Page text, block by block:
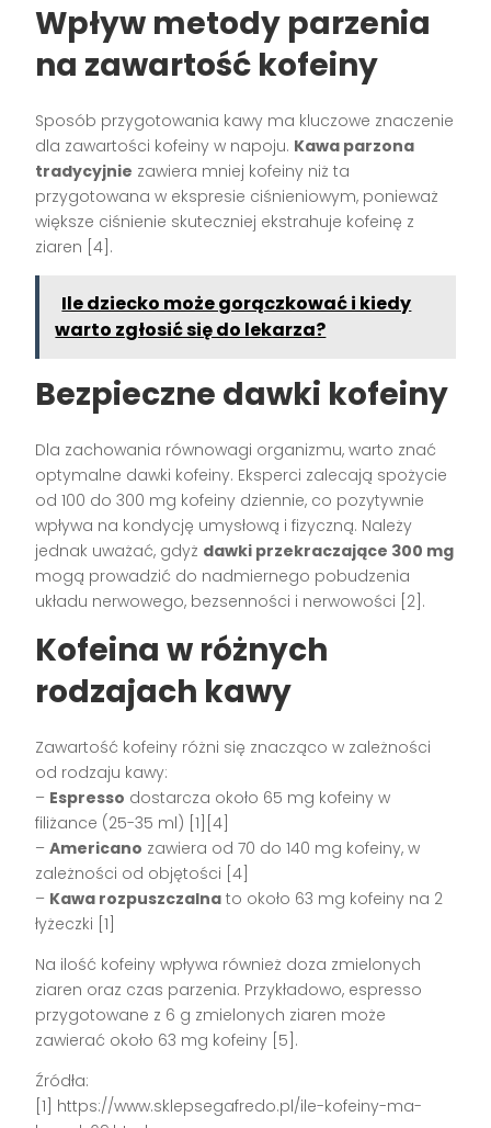
Wpływ metody parzenia
na zawartość kofeiny
Sposób przygotowania kawy ma kluczowe znaczenie
dla zawartości kofeiny w napoju. Kawa parzona
tradycyjnie zawiera mniej kofeiny niż ta
przygotowana w ekspresie ciśnieniowym, ponieważ
większe ciśnienie skuteczniej ekstrahuje kofeinę z
ziaren [4].
Ile dziecko może gorączkować i kiedy
warto zgłosić się do lekarza?
Bezpieczne dawki kofeiny
Dla zachowania równowagi organizmu, warto znać
optymalne dawki kofeiny. Eksperci zalecają spożycie
od 100 do 300 mg kofeiny dziennie, co pozytywnie
wpływa na kondycję umysłową i fizyczną. Należy
jednak uważać, gdyż dawki przekraczające 300 mg
mogą prowadzić do nadmiernego pobudzenia
układu nerwowego, bezsenności i nerwowości [2].
Kofeina w różnych
rodzajach kawy
Zawartość kofeiny różni się znacząco w zależności
od rodzaju kawy:
– Espresso dostarcza około 65 mg kofeiny w
filiżance (25-35 ml) [1][4]
–Americano zawiera od 70 do 140 mg kofeiny, w
zależności od objętości [4]
– Kawa rozpuszczalna to około 63 mg kofeiny na 2
łyżeczki [1]
Na ilość kofeiny wpływa również doza zmielonych
ziaren oraz czas parzenia. Przykładowo, espresso
przygotowane z 6 g zmielonych ziaren może
zawierać około 63 mg kofeiny [5].
Źródła:
[1] https://www.sklepsegafredo.pl/ile-kofeiny-ma-